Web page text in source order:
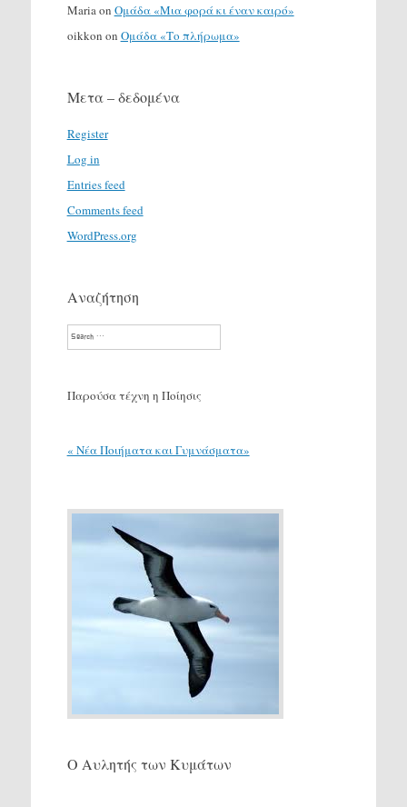
Maria on Ομάδα «Μια φορά κι έναν καιρό»
oikkon on Ομάδα «Το πλήρωμα»
Μετα – δεδομένα
Register
Log in
Entries feed
Comments feed
WordPress.org
Αναζήτηση
Search
Παρούσα τέχνη η Ποίησις
« Νέα Ποιήματα και Γυμνάσματα»
Ο Αυλητής των Κυμάτων